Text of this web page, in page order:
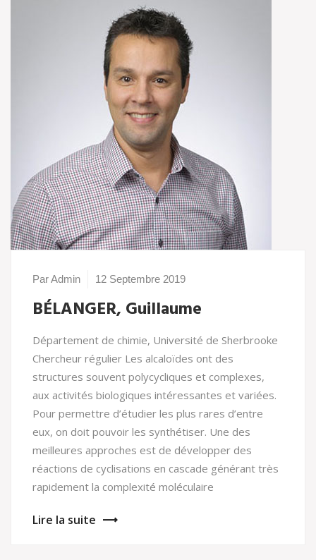
Par Admin 12 Septembre 2019
BÉLANGER, Guillaume
Département de chimie, Université de Sherbrooke
Chercheur régulier Les alcaloïdes ont des
structures souvent polycycliques et complexes,
aux activités biologiques intéressantes et variées.
Pour permettre d’étudier les plus rares d’entre
eux, on doit pouvoir les synthétiser. Une des
meilleures approches est de développer des
réactions de cyclisations en cascade générant très
rapidement la complexité moléculaire
Lire la suite